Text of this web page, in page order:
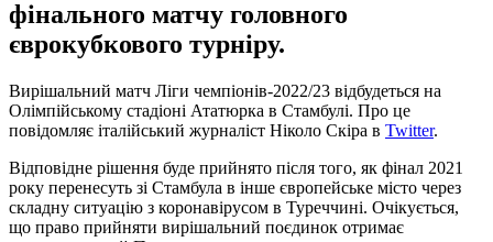
фінального матчу головного
єврокубкового турніру.
Вирішальний матч Ліги чемпіонів-2022/23 відбудеться на
Олімпійському стадіоні Ататюрка в Стамбулі. Про це
повідомляє італійський журналіст Ніколо Скіра в Twitter.
Відповідне рішення буде прийнято після того, як фінал 2021
року перенесуть зі Стамбула в інше європейське місто через
складну ситуацію з коронавірусом в Туреччині. Очікується,
що право прийняти вирішальний поєдинок отримає